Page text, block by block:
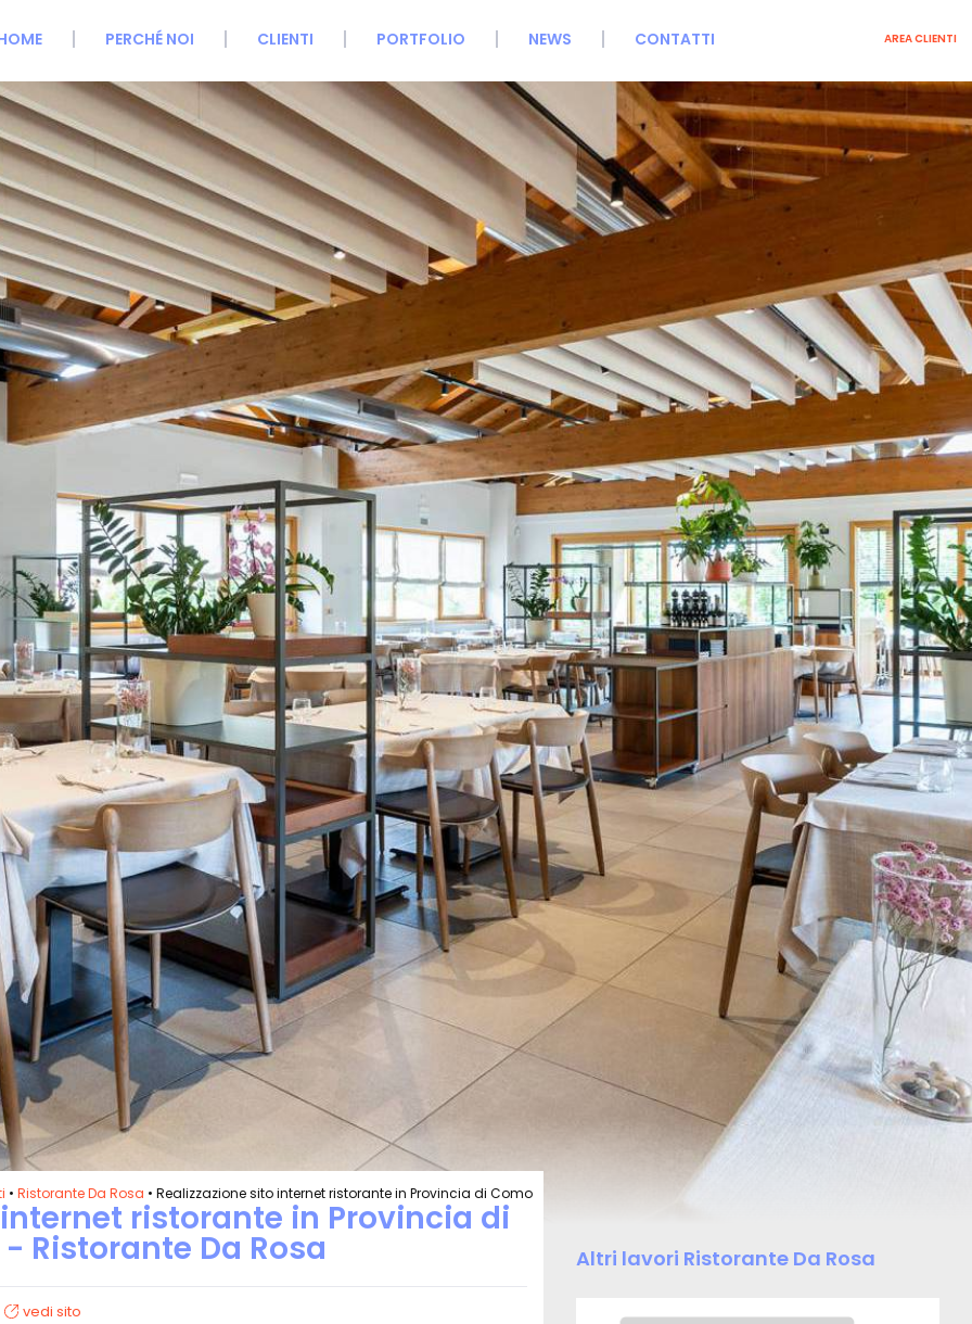
PERCHÉ NOI CLIENTI PORTFOLIO NEWS CONTATTI AREA CLIENTI
•Ristorante Da Rosa • Realizzazione sito internet ristorante in Provincia di Como
ristorante in Provincia di
Ristorante Da Rosa
vedi sito
Altri lavori Ristorante Da Rosa